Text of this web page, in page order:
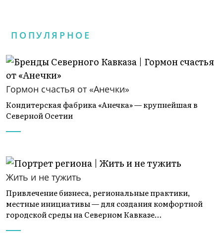
ПОПУЛЯРНОЕ
Гормон счастья от «Анечки»
Кондитерская фабрика «Анечка» — крупнейшая в
Северной Осетии
Жить и не тужить
Привлечение бизнеса, региональные практики,
местные инициативы — для создания комфортной
городской среды на Северном Кавказе…